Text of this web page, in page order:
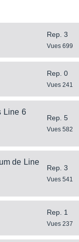
Rep. 3
Vues 699
Rep. 0
Vues 241
Line 6
Rep. 5
Vues 582
de Line
Rep. 3
Vues 541
Rep. 1
Vues 237